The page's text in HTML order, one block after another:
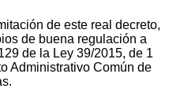
de este real decreto,
de buena regulación a
de la Ley 39/2015, de 1
Administrativo Común de